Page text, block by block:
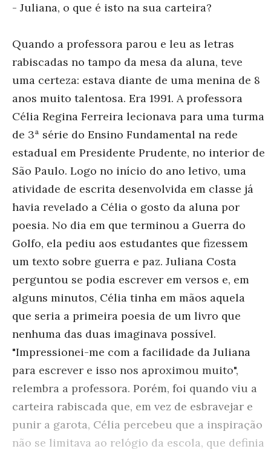
- Juliana, o que é isto na sua carteira?
Quando a professora parou e leu as letras
rabiscadas no tampo da mesa da aluna, teve
uma certeza: estava diante de uma menina de 8
anos muito talentosa. Era 1991. A professora
Célia Regina Ferreira lecionava para uma turma
de 3ª série do Ensino Fundamental na rede
estadual em Presidente Prudente, no interior de
São Paulo. Logo no início do ano letivo, uma
atividade de escrita desenvolvida em classe já
havia revelado a Célia o gosto da aluna por
poesia. No dia em que terminou a Guerra do
Golfo, ela pediu aos estudantes que fizessem
um texto sobre guerra e paz. Juliana Costa
perguntou se podia escrever em versos e, em
alguns minutos, Célia tinha em mãos aquela
que seria a primeira poesia de um livro que
nenhuma das duas imaginava possível.
"Impressionei-me com a facilidade da Juliana
para escrever e isso nos aproximou muito",
relembra a professora. Porém, foi quando viu a
carteira rabiscada que, em vez de esbravejar e
punir a garota, Célia percebeu que a inspiração
não se limitava ao relógio da escola, que definia